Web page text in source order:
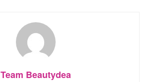
Team Beautydea